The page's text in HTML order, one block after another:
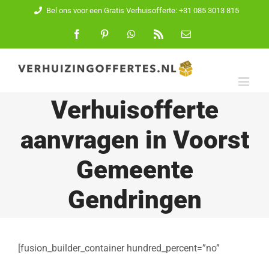
inhoud
Bel ons voor een Gratis Verhuisofferte: +31 085 3013 815
FacebookPinterest WhatsApp
E-
Verhuisofferte
aanvragen in Voorst
Gemeente
Gendringen
[fusion_builder_container hundred_percent=”no”